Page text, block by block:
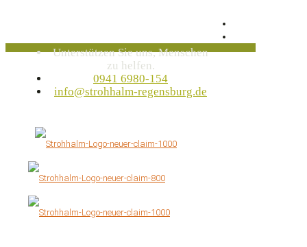
Unterstützen Sie uns, Menschen
zu helfen.
0941 6980-154
info@strohhalm-regensburg.de